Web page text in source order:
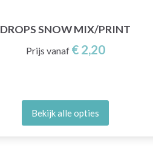
DROPS SNOW MIX/PRINT
Prijs vanaf € 2,20
Bekijk alle opties